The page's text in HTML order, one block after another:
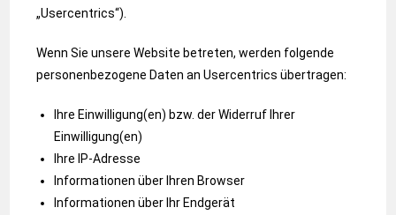
„Usercentrics“).
Wenn Sie unsere Website betreten, werden folgende
personenbezogene Daten an Usercentrics übertragen:
Ihre Einwilligung(en) bzw. der Widerruf Ihrer
Einwilligung(en)
Ihre IP-Adresse
Informationen über Ihren Browser
Informationen über Ihr Endgerät